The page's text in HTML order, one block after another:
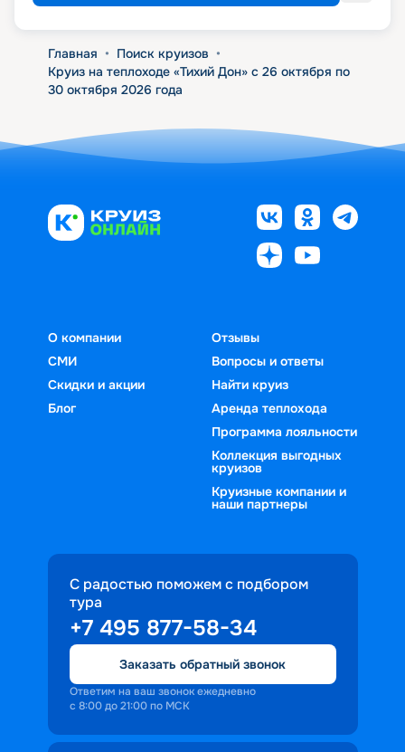
Главная • Поиск круизов •
Круиз на теплоходе «Тихий Дон» с 26 октября по
30 октября 2026 года
О компании
СМИ
Скидки и акции
Блог
Отзывы
Вопросы и ответы
Найти круиз
Аренда теплохода
Программа лояльности
Коллекция выгодных
круизов
Круизные компании и
наши партнеры
С радостью поможем с подбором
тура
+7 495 877-58-34
Заказать обратный звонок
Ответим на ваш звонок ежедневно
с 8:00 до 21:00 по МСК